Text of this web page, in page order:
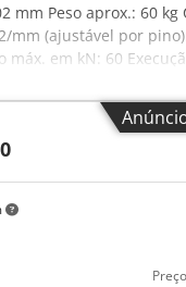
mm Peso aprox.: 60
mm (ajustável por
em kN: 60
das garras/mm: 160
chave para morsa